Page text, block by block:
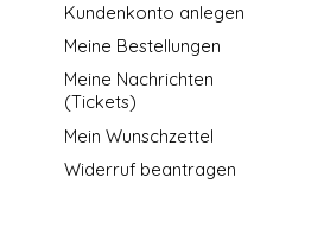
Kundenkonto anlegen
Meine Bestellungen
Meine Nachrichten
(Tickets)
Mein Wunschzettel
Widerruf beantragen